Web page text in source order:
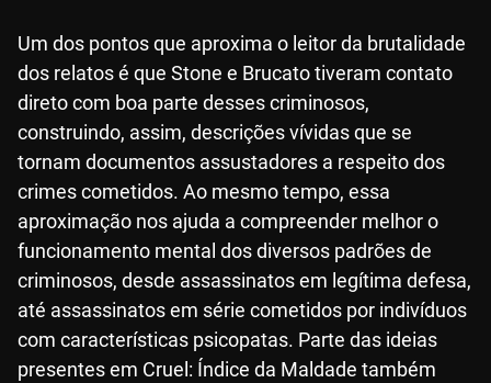
Um dos pontos que aproxima o leitor da brutalidade
dos relatos é que Stone e Brucato tiveram contato
direto com boa parte desses criminosos,
construindo, assim, descrições vívidas que se
tornam documentos assustadores a respeito dos
crimes cometidos. Ao mesmo tempo, essa
aproximação nos ajuda a compreender melhor o
funcionamento mental dos diversos padrões de
criminosos, desde assassinatos em legítima defesa,
até assassinatos em série cometidos por indivíduos
com características psicopatas. Parte das ideias
presentes em Cruel: Índice da Maldade também